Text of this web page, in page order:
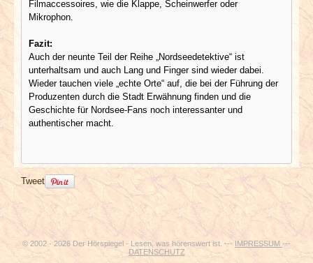
Filmaccessoires, wie die Klappe, Scheinwerfer oder
Mikrophon.
Fazit:
Auch der neunte Teil der Reihe „Nordseedetektive“ ist
unterhaltsam und auch Lang und Finger sind wieder dabei.
Wieder tauchen viele „echte Orte“ auf, die bei der Führung der
Produzenten durch die Stadt Erwähnung finden und die
Geschichte für Nordsee-Fans noch interessanter und
authentischer macht.
Tweet
© 2002 - 2026 Der Hörspiegel - Lesen, was hörenswert ist. ---IMPRESSUM ---
DATENSCHUTZ